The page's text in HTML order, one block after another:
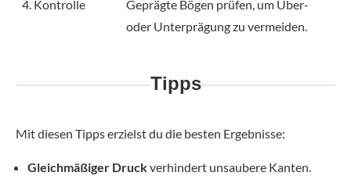
4. Kontrolle
Geprägte Bögen prüfen, um Über-
oder Unterprägung zu vermeiden.
Tipps
Mit diesen Tipps erzielst du die besten Ergebnisse:
Gleichmäßiger Druckverhindert unsaubere Kanten.